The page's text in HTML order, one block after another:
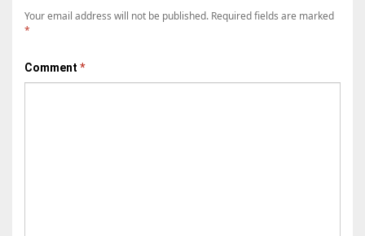
Your email address will not be published. Required fields are marked
*
Comment *